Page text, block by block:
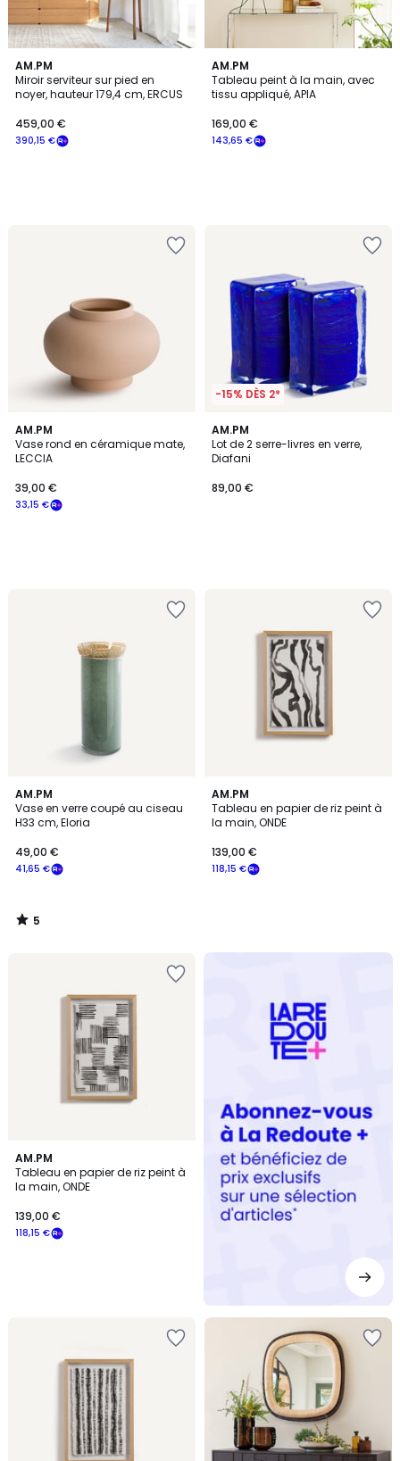
AM.PM
Miroir serviteur sur pied en
noyer, hauteur 179,4 cm, ERCUS
390,15 €
459,00 €
AM.PM
Tableau peint à la main, avec
tissu appliqué, APIA
143,65 €
169,00 €
AM.PM
Vase rond en céramique mate,
LECCIA
33,15 €
39,00 €
-15% DÈS 2*
AM.PM
Lot de 2 serre-livres en verre,
Diafani
89,00 €
AM.PM
Vase en verre coupé au ciseau
H33 cm, Eloria
41,65 €
49,00 €
5
/
5
5
/
AM.PM
Tableau en papier de riz peint à
la main, ONDE
118,15 €
139,00 €
AM.PM
Tableau en papier de riz peint à
la main, ONDE
118,15 €
139,00 €